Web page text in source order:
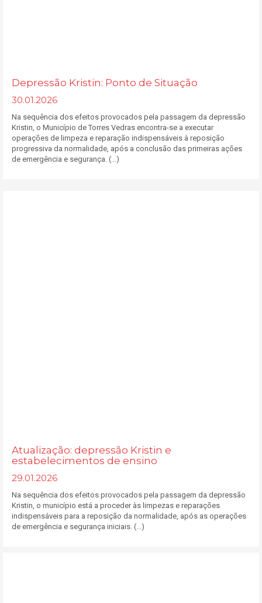
Depressão Kristin: Ponto de Situação
30.01.2026
Na sequência dos efeitos provocados pela passagem da depressão
Kristin, o Município de Torres Vedras encontra-se a executar
operações de limpeza e reparação indispensáveis à reposição
progressiva da normalidade, após a conclusão das primeiras ações
de emergência e segurança. (...)
Atualização: depressão Kristin e
estabelecimentos de ensino
29.01.2026
Na sequência dos efeitos provocados pela passagem da depressão
Kristin, o município está a proceder às limpezas e reparações
indispensáveis para a reposição da normalidade, após as operações
de emergência e segurança iniciais. (...)